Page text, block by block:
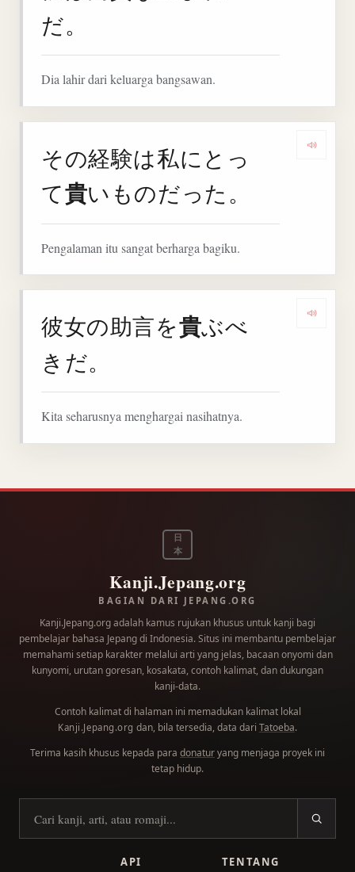
だ。
Dia lahir dari keluarga bangsawan.
その経験は私にとっ
て貴いものだった。
Pengalaman itu sangat berharga bagiku.
彼女の助言を貴ぶべ
きだ。
Kita seharusnya menghargai nasihatnya.
日
本
Kanji.Jepang.org
BAGIAN DARI JEPANG.ORG
Kanji.Jepang.org adalah kamus rujukan khusus untuk kanji bagi
pembelajar bahasa Jepang di Indonesia. Situs ini membantu pembelajar
memahami setiap karakter melalui arti yang jelas, bacaan onyomi dan
kunyomi, urutan goresan, kosakata, contoh kalimat, dan dukungan
kanji-data.
Contoh kalimat di halaman ini memadukan kalimat lokal
Kanji.Jepang.org dan, bila tersedia, data dari Tatoeba.
Terima kasih khusus kepada para donaturyang menjaga proyek ini
tetap hidup.
Cari kanji
API TENTANG